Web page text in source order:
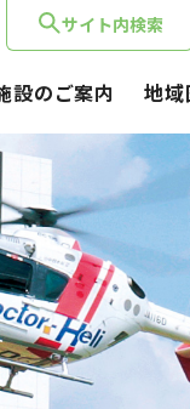
サイト内検索
設のご案内 地域